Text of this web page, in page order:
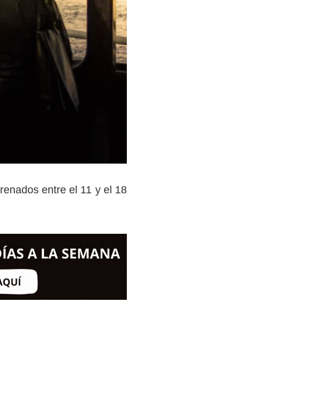
entre el 11 y el 18